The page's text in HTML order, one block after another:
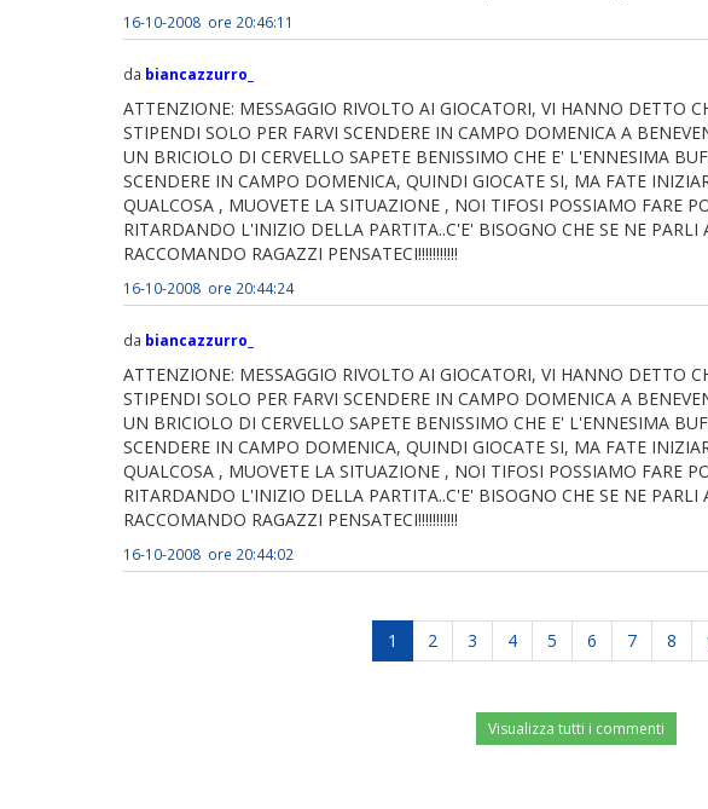
16-10-2008 ore 20:46:11
da biancazzurro_
ATTENZIONE: MESSAGGIO RIVOLTO AI GIOCATORI, VI HANNO DETTO
STIPENDI SOLO PER FARVI SCENDERE IN CAMPO DOMENICA A
UN BRICIOLO DI CERVELLO SAPETE BENISSIMO CHE E' L'ENNESIMA
SCENDERE IN CAMPO DOMENICA, QUINDI GIOCATE SI, MA FATE
QUALCOSA , MUOVETE LA SITUAZIONE , NOI TIFOSI POSSIAMO FARE
RITARDANDO L'INIZIO DELLA PARTITA..C'E' BISOGNO CHE SE NE PARLI
RACCOMANDO RAGAZZI PENSATECI!!!!!!!!!!!
16-10-2008 ore 20:44:24
da biancazzurro_
ATTENZIONE: MESSAGGIO RIVOLTO AI GIOCATORI, VI HANNO DETTO
STIPENDI SOLO PER FARVI SCENDERE IN CAMPO DOMENICA A
UN BRICIOLO DI CERVELLO SAPETE BENISSIMO CHE E' L'ENNESIMA
SCENDERE IN CAMPO DOMENICA, QUINDI GIOCATE SI, MA FATE
QUALCOSA , MUOVETE LA SITUAZIONE , NOI TIFOSI POSSIAMO FARE
RITARDANDO L'INIZIO DELLA PARTITA..C'E' BISOGNO CHE SE NE PARLI
RACCOMANDO RAGAZZI PENSATECI!!!!!!!!!!!
16-10-2008 ore 20:44:02
1 2 3 4 5 6 7 8
Visualizza tutti i commenti